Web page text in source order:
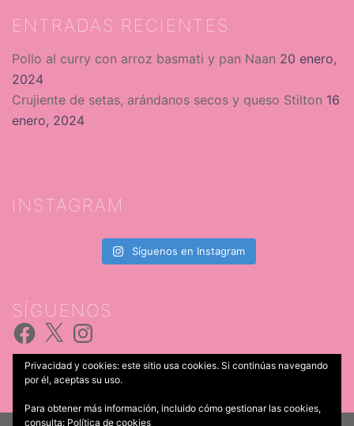
ENTRADAS RECIENTES
Pollo al curry con arroz basmati y pan Naan 20 enero,
2024
Crujiente de setas, arándanos secos y queso Stilton 16
enero, 2024
INSTAGRAM
Síguenos en Instagram
SÍGUENOS
Facebook
X Instagram
Privacidad y cookies: este sitio usa cookies. Si continúas navegando
por él, aceptas su uso.
Para obtener más información, incluido cómo gestionar las cookies,
consulta: Política de cookies